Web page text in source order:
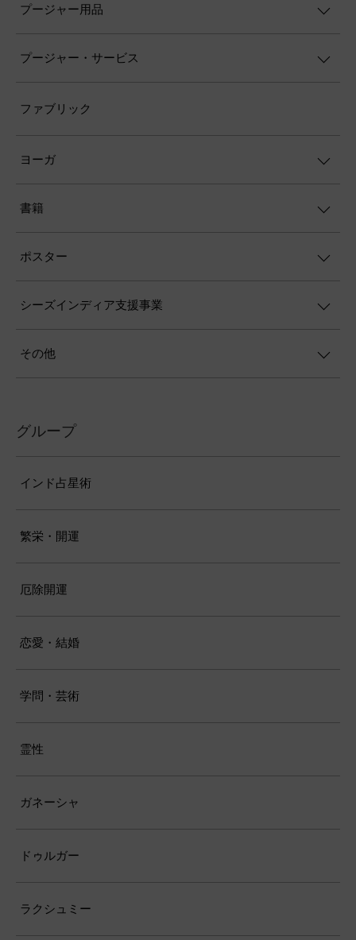
プージャー用品
プージャー・サービス
ファブリック
ヨーガ
書籍
ポスター
シーズインディア支援事業
その他
グループ
インド占星術
繁栄・開運
厄除開運
恋愛・結婚
学問・芸術
霊性
ガネーシャ
ドゥルガー
ラクシュミー